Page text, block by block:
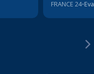
FRANCE 24•